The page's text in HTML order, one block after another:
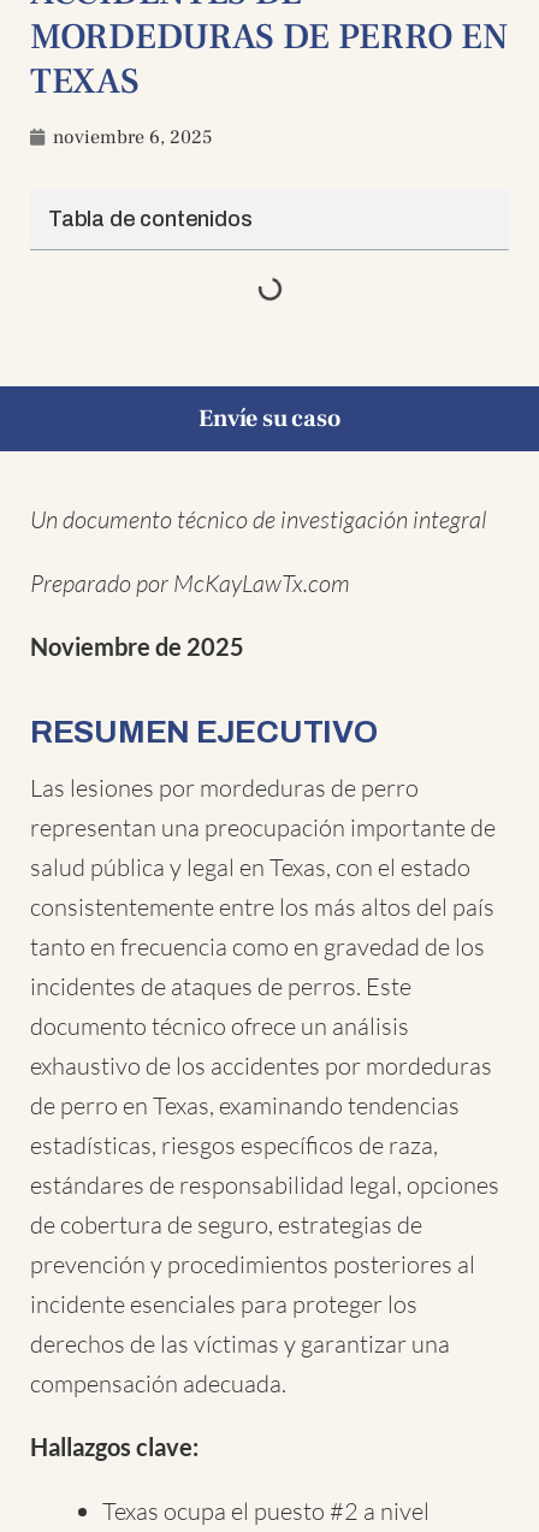
MORDEDURAS DE PERRO EN
TEXAS
noviembre 6, 2025
Tabla de contenidos
Envíe su caso
Un documento técnico de investigación integral
Preparado por McKayLawTx.com
Noviembre de 2025
RESUMEN EJECUTIVO
Las lesiones por mordeduras de perro
representan una preocupación importante de
salud pública y legal en Texas, con el estado
consistentemente entre los más altos del país
tanto en frecuencia como en gravedad de los
incidentes de ataques de perros. Este
documento técnico ofrece un análisis
exhaustivo de los accidentes por mordeduras
de perro en Texas, examinando tendencias
estadísticas, riesgos específicos de raza,
estándares de responsabilidad legal, opciones
de cobertura de seguro, estrategias de
prevención y procedimientos posteriores al
incidente esenciales para proteger los
derechos de las víctimas y garantizar una
compensación adecuada.
Hallazgos clave:
Texas ocupa el puesto #2 a nivel